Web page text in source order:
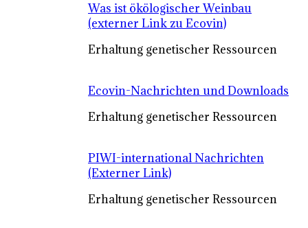
Was ist ökölogischer Weinbau
(externer Link zu Ecovin)
Erhaltung genetischer Ressourcen
Ecovin-Nachrichten und Downloads
Erhaltung genetischer Ressourcen
PIWI-international Nachrichten
(Externer Link)
Erhaltung genetischer Ressourcen